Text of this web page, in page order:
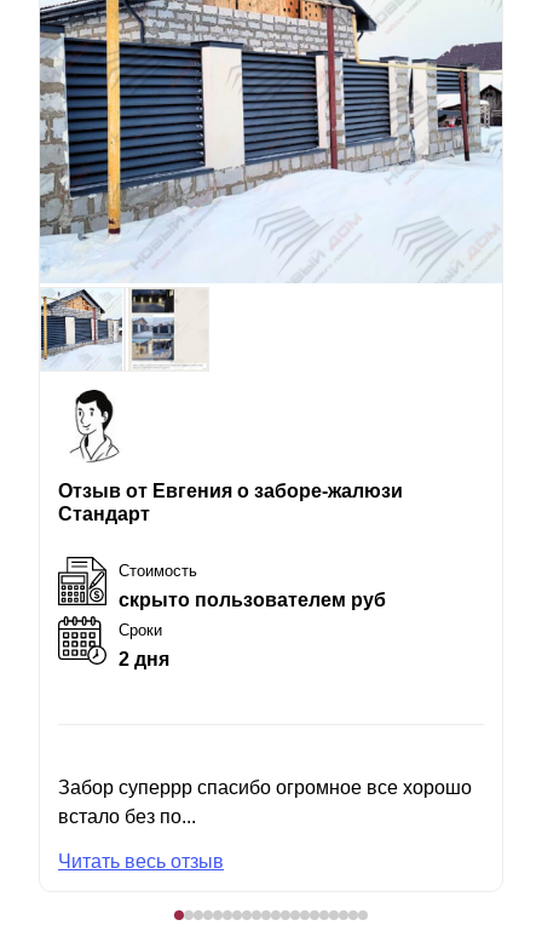
Отзыв от Евгения о заборе-жалюзи
Стандарт
Стоимость
скрыто пользователем руб
Сроки
2 дня
Забор суперрр спасибо огромное все хорошо
встало без по...
Читать весь отзыв